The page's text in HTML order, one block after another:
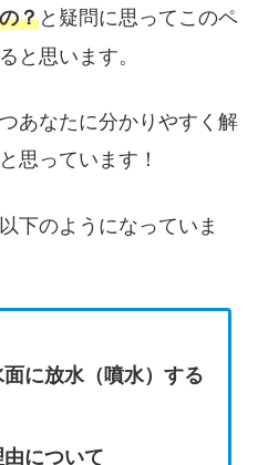
？と疑問に思ってこのペ
と思います。
あなたに分かりやすく解
思っています！
下のようになっていま
に放水（噴水）する
について